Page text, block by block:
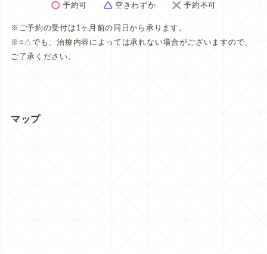
予約可 空きわずか 予約不可
※ご予約の受付は1ヶ月前の同日から承ります。
※○△でも、治療内容によっては承れない場合がございますので、
ご了承ください。
マップ